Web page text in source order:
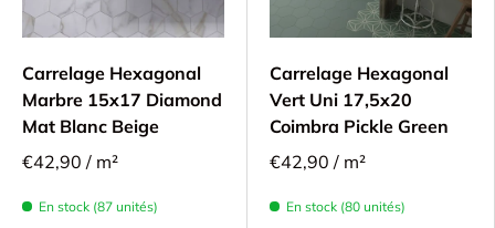
Carrelage Hexagonal
Marbre 15x17 Diamond
Mat Blanc Beige
€42,90 / m²
En stock (87 unités)
Carrelage Hexagonal
Vert Uni 17,5x20
Coimbra Pickle Green
€42,90 / m²
En stock (80 unités)